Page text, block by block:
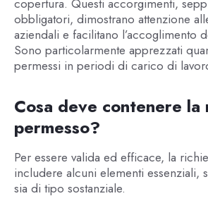
obbligatori, dimostrano attenzione
aziendali e facilitano l’accoglimento
Sono particolarmente apprezzati
permessi in periodi di carico di
Cosa deve contenere la
permesso?
Per essere valida ed efficace, la
includere alcuni elementi essenziali,
sia di tipo sostanziale.